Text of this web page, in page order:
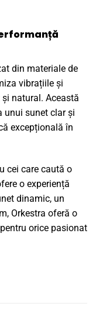
din materiale de
vibrațiile și
natural. Această
unui sunet clar și
excepțională în
cei care caută o
o experiență
dinamic, un
Orkestra oferă o
orice pasionat